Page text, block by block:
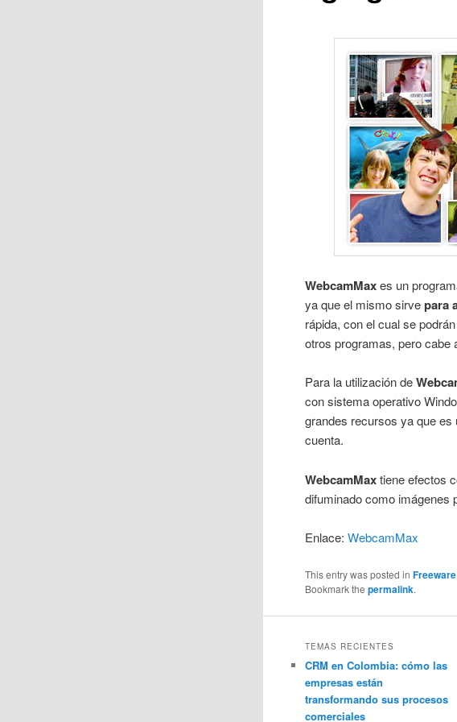
WebcamMaxes un
ya que el mismo sirvepara
rápida, con el cual se
otros programas, pero
Para la utilización de
con sistema operativo
grandes recursos ya que
cuenta.
WebcamMaxtiene efectos
difuminado como imágenes
Enlace:WebcamMax
This entry was posted inFreeware
Bookmark thepermalink.
TEMAS RECIENTES
CRM en Colombia: cómo las
empresas están
transformando sus procesos
comerciales